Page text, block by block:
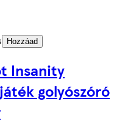
Hozzáad
Insanity
golyószóró